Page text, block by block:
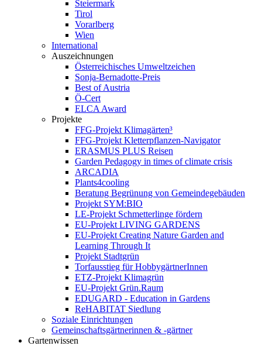
Steiermark
Tirol
Vorarlberg
Wien
International
Auszeichnungen
Österreichisches Umweltzeichen
Sonja-Bernadotte-Preis
Best of Austria
Ö-Cert
ELCA Award
Projekte
FFG-Projekt Klimagärten³
FFG-Projekt Kletterpflanzen-Navigator
ERASMUS PLUS Reisen
Garden Pedagogy in times of climate crisis
ARCADIA
Plants4cooling
Beratung Begrünung von Gemeindegebäuden
Projekt SYM:BIO
LE-Projekt Schmetterlinge fördern
EU-Projekt LIVING GARDENS
EU-Projekt Creating Nature Garden and
Learning Through It
Projekt Stadtgrün
Torfausstieg für HobbygärtnerInnen
ETZ-Projekt Klimagrün
EU-Projekt Grün.Raum
EDUGARD - Education in Gardens
ReHABITAT Siedlung
Soziale Einrichtungen
Gemeinschaftsgärtnerinnen & -gärtner
Gartenwissen